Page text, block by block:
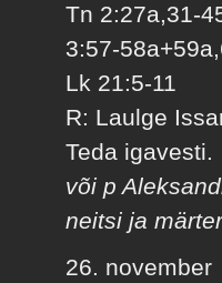
Tn 2:27a,31-
3:57-
Lk 21:5-11
R: Laulge
Teda igavesti.
või p
neitsi ja
26. november